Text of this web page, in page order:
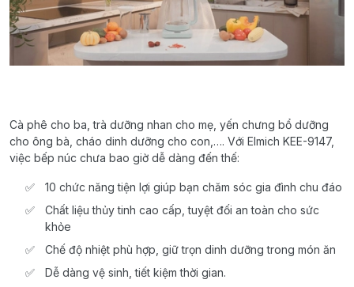
Cà phê cho ba, trà dưỡng nhan cho mẹ, yến chưng bổ dưỡng
cho ông bà, cháo dinh dưỡng cho con,…. Với Elmich KEE-9147,
việc bếp núc chưa bao giờ dễ dàng đến thế:
10 chức năng tiện lợi giúp bạn chăm sóc gia đình chu đáo
Chất liệu thủy tinh cao cấp, tuyệt đối an toàn cho sức
khỏe
Chế độ nhiệt phù hợp, giữ trọn dinh dưỡng trong món ăn
Dễ dàng vệ sinh, tiết kiệm thời gian.